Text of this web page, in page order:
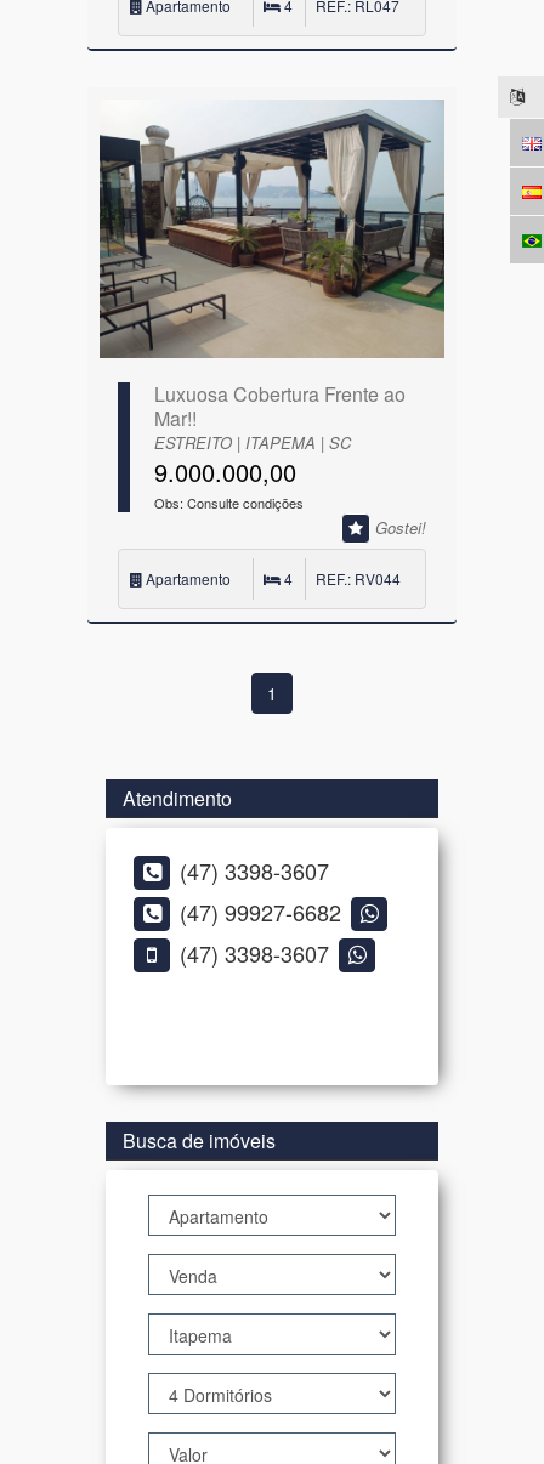
Apartamento 4 REF.: RL047
Luxuosa Cobertura Frente ao
Mar!!
ESTREITO | ITAPEMA | SC
9.000.000,00
Obs: Consulte condições
Gostei!
Apartamento 4 REF.: RV044
1
Atendimento
(47) 3398-3607
(47) 99927-6682
(47) 3398-3607
Busca de imóveis